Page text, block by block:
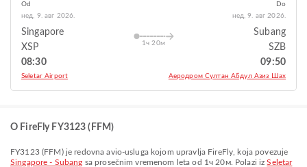
Od
нед, 9. авг 2026.
Singapore
XSP
08:30
Seletar Airport
1ч 20м
Do
нед, 9. авг 2026.
Subang
SZB
09:50
Aеродром Султан Абдул Азиз Шах
O FireFly FY3123 (FFM)
FY3123(FFM) je redovna avio-usluga kojom upravlja FireFly , koja povezuje
Singapore - Subang sa prosečnim vremenom leta od 1ч 20м. Polazi izSeletar